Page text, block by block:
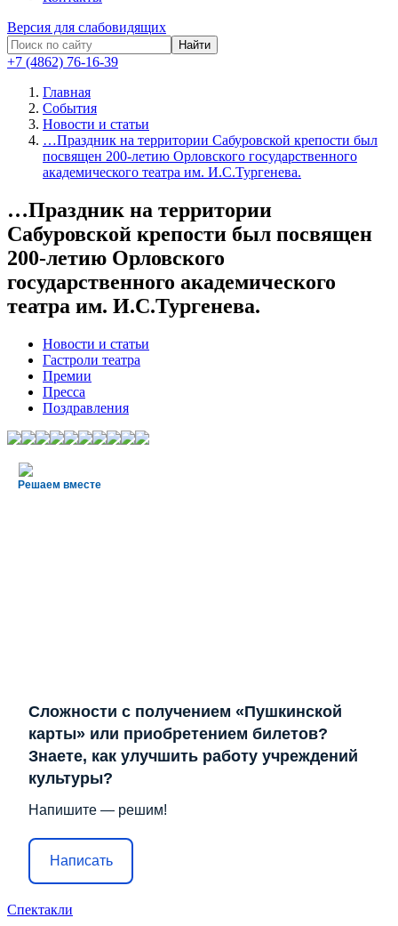
Версия для слабовидящих
Найти
+7 (4862) 76-16-39
Главная
События
Новости и статьи
…Праздник на территории Сабуровской крепости был
посвящен 200-летию Орловского государственного
академического театра им. И.С.Тургенева.
…Праздник на территории
Сабуровской крепости был посвящен
200-летию Орловского
государственного академического
театра им. И.С.Тургенева.
Новости и статьи
Гастроли театра
Премии
Пресса
Поздравления
Решаем вместе
Сложности с получением «Пушкинской
карты» или приобретением билетов?
Знаете, как улучшить работу учреждений
культуры?
Напишите — решим!
Написать
Спектакли